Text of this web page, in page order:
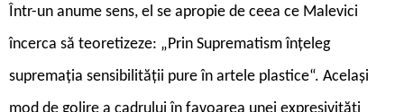
Într-un anume sens, el se apropie de ceea ce Malevici
încerca să teoretizeze: „Prin Suprematism înțeleg
supremația sensibilității pure în artele plastice“. Același